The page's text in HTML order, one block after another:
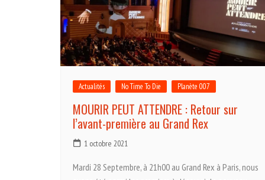
Actualités No Time To Die Planète 007
MOURIR PEUT ATTENDRE : Retour sur
l’avant-première au Grand Rex
1 octobre 2021
Mardi 28 Septembre, à 21h00 au Grand Rex à Paris, nous